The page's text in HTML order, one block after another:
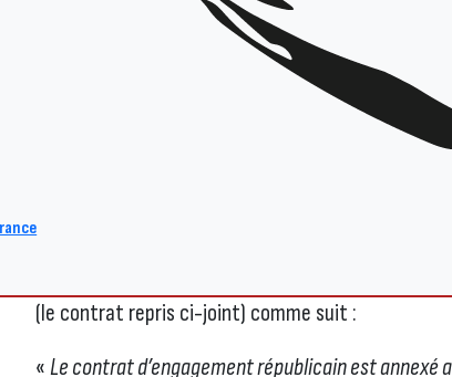
processus lié à une modification des statuts
et procéder à la modification,
Ces derniers doivent être modifiés pour ajouter
statuts, et la déclaration à faire à la Préfecture
informé de l’engagement du club.
(le contrat repris ci-joint) comme suit :
«Le contrat d’engagement républicain est